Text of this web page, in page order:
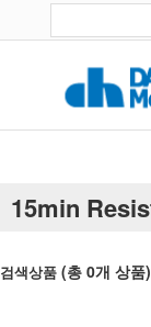
15min
검색상품 (총 0개 상품)